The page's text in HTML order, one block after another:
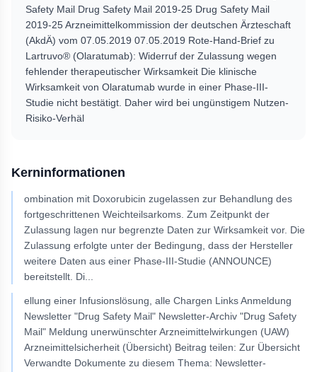
Safety Mail Drug Safety Mail 2019-25 Drug Safety Mail
2019-25 Arzneimittelkommission der deutschen Ärzteschaft
(AkdÄ) vom 07.05.2019 07.05.2019 Rote-Hand-Brief zu
Lartruvo® (Olaratumab): Widerruf der Zulassung wegen
fehlender therapeutischer Wirksamkeit Die klinische
Wirksamkeit von Olaratumab wurde in einer Phase-III-
Studie nicht bestätigt. Daher wird bei ungünstigem Nutzen-
Risiko-Verhäl
Kerninformationen
ombination mit Doxorubicin zugelassen zur Behandlung des
fortgeschrittenen Weichteilsarkoms. Zum Zeitpunkt der
Zulassung lagen nur begrenzte Daten zur Wirksamkeit vor. Die
Zulassung erfolgte unter der Bedingung, dass der Hersteller
weitere Daten aus einer Phase-III-Studie (ANNOUNCE)
bereitstellt. Di
ellung einer Infusionslösung, alle Chargen Links Anmeldung
Newsletter "Drug Safety Mail" Newsletter-Archiv "Drug Safety
Mail" Meldung unerwünschter Arzneimittelwirkungen (UAW)
Arzneimittelsicherheit (Übersicht) Beitrag teilen: Zur Übersicht
Verwandte Dokumente zu diesem Thema: Newsletter-